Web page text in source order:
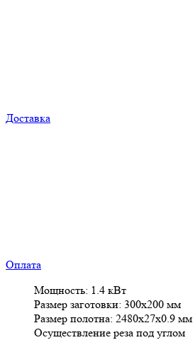
Доставка
Оплата
Мощность: 1.4 кВт
Размер заготовки: 300x200 мм
Размер полотна: 2480x27x0.9 мм
Осуществление реза под углом